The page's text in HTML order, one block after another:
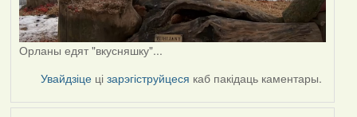
Орланы едят "вкусняшку"...
Увайдзіце цізарэгіструйцеся каб пакідаць каментары.